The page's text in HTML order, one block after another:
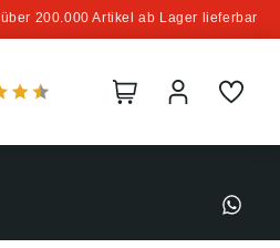
über 200.000 Artikel ab Lager lieferbar